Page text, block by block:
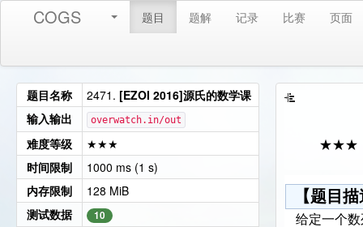
COGS 题目 题解 记录 比赛 页面
题目名称 2471. [EZOI 2016]源氏的数学课
输入输出
overwatch.in/out
难度等级
★★★
时间限制
1000 ms (1 s)
内存限制
128 MiB
测试数据
10
★★★
【题目
给定一个